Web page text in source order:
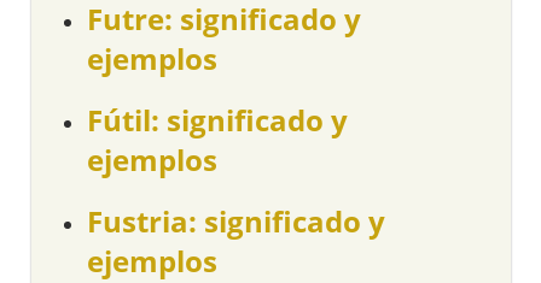
Futre: significado y
ejemplos
Fútil: significado y
ejemplos
Fustria: significado y
ejemplos